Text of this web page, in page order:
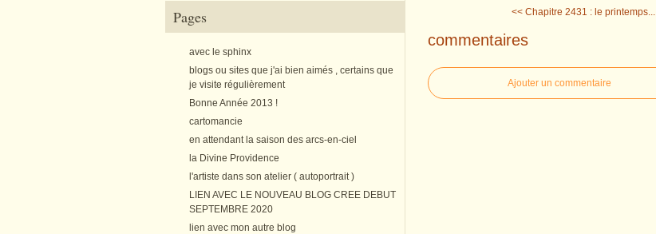
Pages
avec le sphinx
blogs ou sites que j'ai bien aimés , certains que
je visite régulièrement
Bonne Année 2013 !
cartomancie
en attendant la saison des arcs-en-ciel
la Divine Providence
l'artiste dans son atelier ( autoportrait )
LIEN AVEC LE NOUVEAU BLOG CREE DEBUT
SEPTEMBRE 2020
lien avec mon autre blog
<< Chapitre 2431 : le printemps...
commentaires
Ajouter un commentaire